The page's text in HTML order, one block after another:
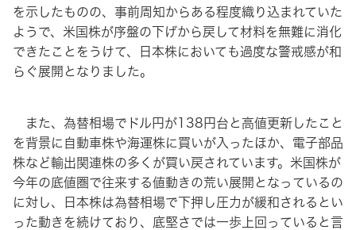
を示したものの、事前周知からある程度織り込まれていた
ようで、米国株が序盤の下げから戻して材料を無難に消化
できたことをうけて、日本株においても過度な警戒感が和
らぐ展開となりました。
また、為替相場でドル円が138円台と高値更新したこと
を背景に自動車株や海運株に買いが入ったほか、電子部品
株など輸出関連株の多くが買い戻されています。米国株が
今年の底値圏で往来する値動きの荒い展開となっているの
に対し、日本株は為替相場で下押し圧力が緩和されるとい
った動きを続けており、底堅さでは一歩上回っていると言